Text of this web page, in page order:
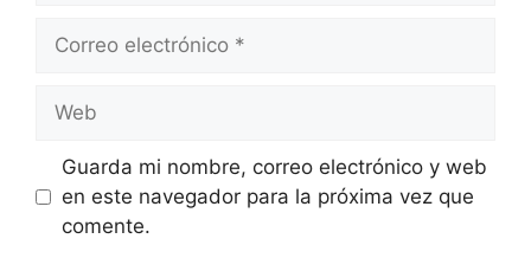
Correo
Web
Guarda mi nombre, correo electrónico y web
en este navegador para la próxima vez que
comente.